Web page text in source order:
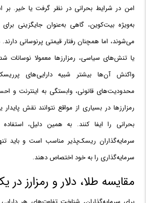
امن در شرایط بحرانی در نظر گرفت یا خیر. بر
به‌ویژه بیت‌کوین، گاهی به‌عنوان جایگزینی
می‌شوند، اما همچنان رفتار قیمتی پرنوسانی
یا تنش‌های سیاسی، رمزارزها معمولا نوسانات
واکنش آن‌ها بیشتر شبیه دارایی‌های
محدودیت‌های قانونی، وابستگی به اینترنت و
رمزارزها در بسیاری از مواقع نتوانند نقش
بحرانی را ایفا کنند. به همین دلیل، استفاده
سرمایه‌گذاران ریسک‌پذیر مناسب است و باید
سرمایه‌گذاری را به خود اختصاص دهند.
مقایسه طلا، دلار و رمزارز در